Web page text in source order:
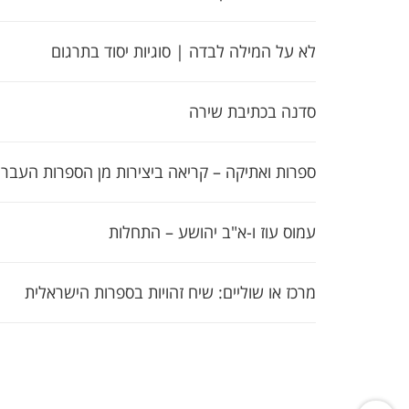
לא על המילה לבדה | סוגיות יסוד בתרגום
סדנה בכתיבת שירה
ספרות ואתיקה – קריאה ביצירות מן הספרות
עמוס עוז ו-א"ב יהושע – התחלות
מרכז או שוליים: שיח זהויות בספרות הישראלית